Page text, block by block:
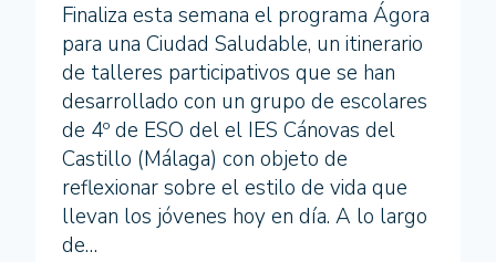
GÉNERO
EN
CÓRDOBA
Finaliza esta semana el programa Ágora
para una Ciudad Saludable, un itinerario
de talleres participativos que se han
desarrollado con un grupo de escolares
de 4º de ESO del el IES Cánovas del
Castillo (Málaga) con objeto de
reflexionar sobre el estilo de vida que
llevan los jóvenes hoy en día. A lo largo
de…